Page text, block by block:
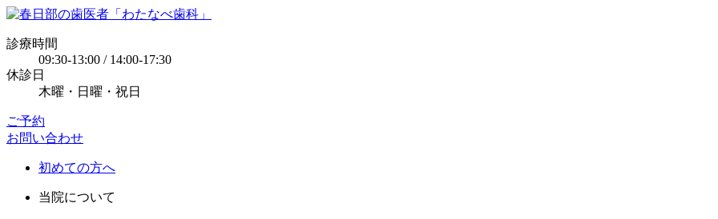
診療時間
09:30-13:00 / 14:00-17:30
休診日
木曜・日曜・祝日
ご予約
お問い合わせ
初めての方へ
当院について